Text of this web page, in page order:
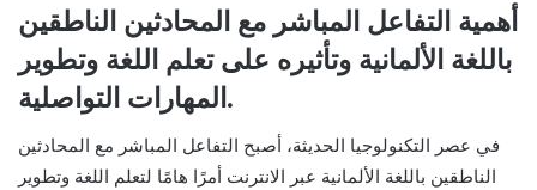
أهمية التفاعل المباشر مع المحادثين الناطقين
باللغة الألمانية وتأثيره على تعلم اللغة وتطوير
المهارات التواصلية.
في عصر التكنولوجيا الحديثة، أصبح التفاعل المباشر مع المحادثين
الناطقين باللغة الألمانية عبر الانترنت أمرًا هامًا لتعلم اللغة وتطوير